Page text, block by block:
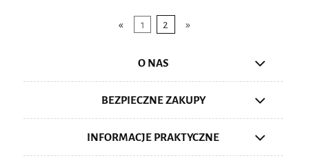
« 1 2 »
O NAS
BEZPIECZNE ZAKUPY
INFORMACJE PRAKTYCZNE